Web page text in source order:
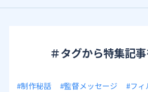
＃タグから特集記
#制作秘話 #監督メッセージ
#フィ